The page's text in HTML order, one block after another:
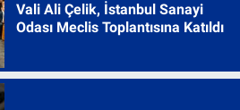
Vali Ali Çelik, İstanbul Sanayi
Odası Meclis Toplantısına Katıldı